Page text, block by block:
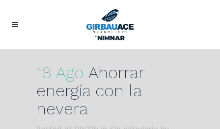
18 Ago Ahorrar
energía con la
nevera